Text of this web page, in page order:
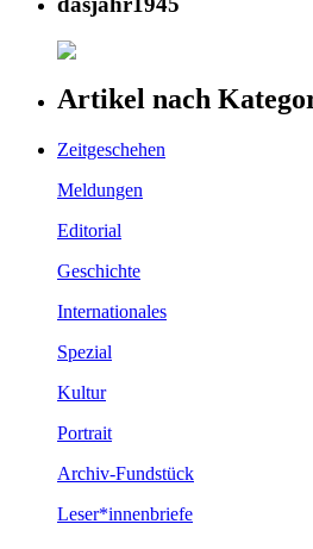
Artikel nach
Zeitgeschehen
Meldungen
Editorial
Geschichte
Internationales
Spezial
Kultur
Portrait
Archiv-Fundstück
Leser*innenbriefe